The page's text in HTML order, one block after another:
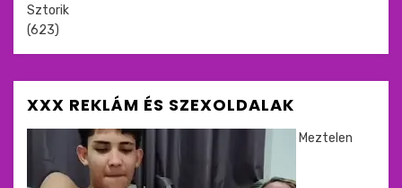
Sztorik
(623)
XXX REKLÁM ÉS SZEXOLDALAK
Meztelen